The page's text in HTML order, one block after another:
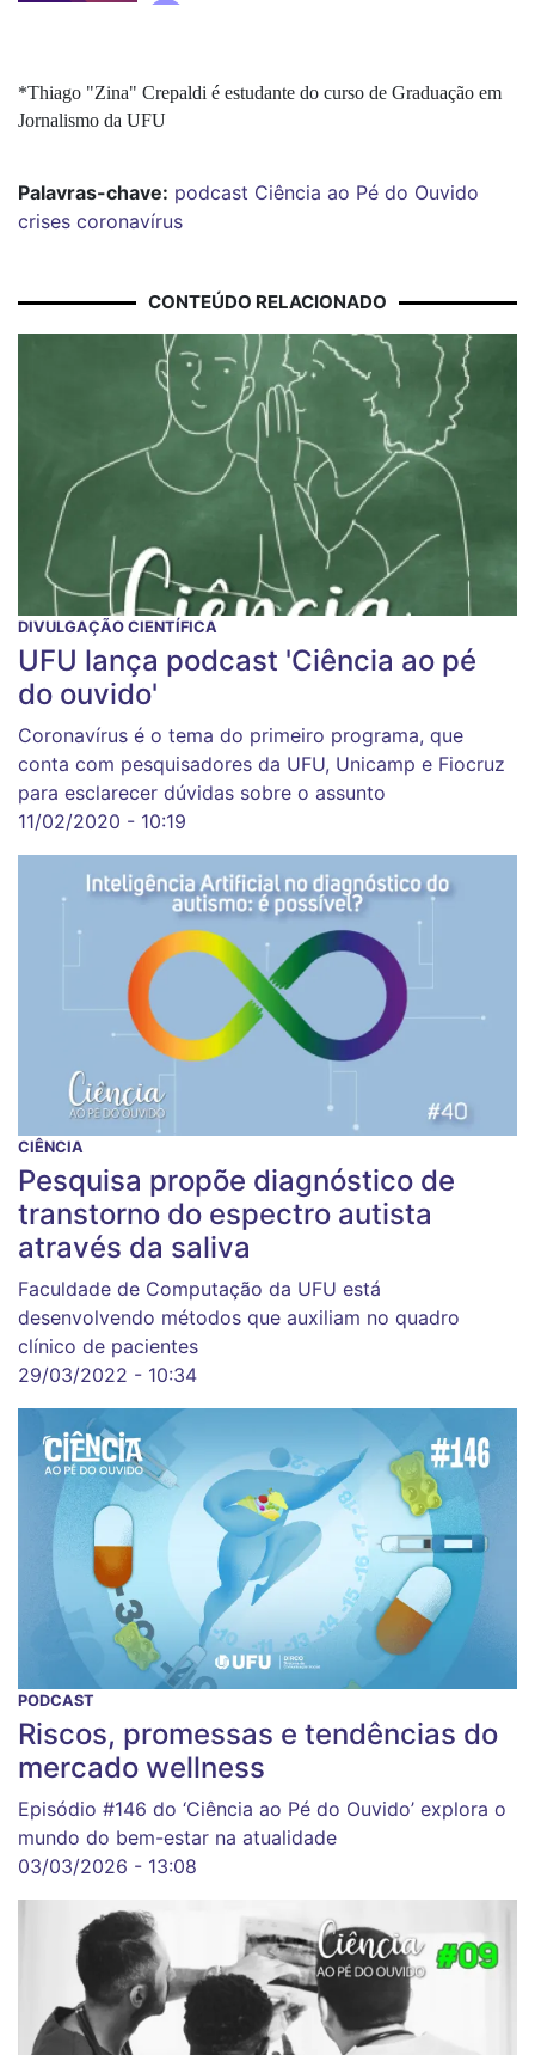
*Thiago "Zina" Crepaldi é estudante do curso de Graduação em
Jornalismo da UFU
Palavras-chave: podcast Ciência ao Pé do Ouvido
crises coronavírus
CONTEÚDO RELACIONADO
DIVULGAÇÃO CIENTÍFICA
UFU lança podcast 'Ciência ao pé
do ouvido'
Coronavírus é o tema do primeiro programa, que
conta com pesquisadores da UFU, Unicamp e Fiocruz
para esclarecer dúvidas sobre o assunto
11/02/2020 - 10:19
CIÊNCIA
Pesquisa propõe diagnóstico de
transtorno do espectro autista
através da saliva
Faculdade de Computação da UFU está
desenvolvendo métodos que auxiliam no quadro
clínico de pacientes
29/03/2022 - 10:34
PODCAST
Riscos, promessas e tendências do
mercado wellness
Episódio #146 do ‘Ciência ao Pé do Ouvido’ explora o
mundo do bem-estar na atualidade
03/03/2026 - 13:08